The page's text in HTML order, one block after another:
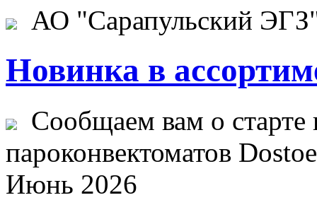
АО "Сарапульский
Новинка в
Сообщаем вам о старте
пароконвектоматов
Июнь 2026